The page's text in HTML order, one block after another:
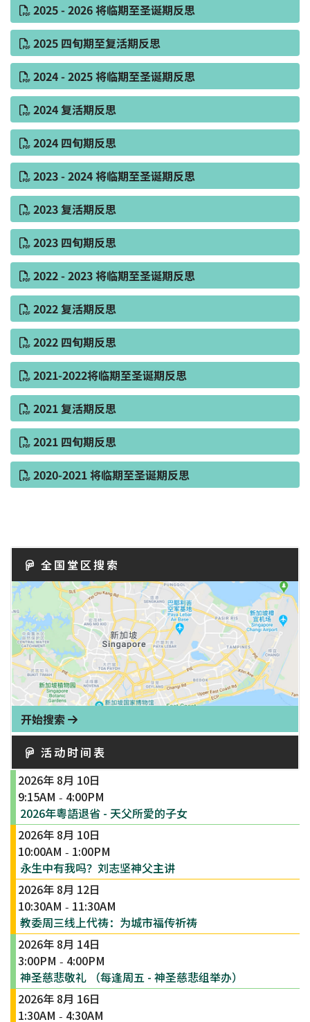
2025 - 2026 将临期至圣诞期反思
2025 四旬期至复活期反思
2024 - 2025 将临期至圣诞期反思
2024 复活期反思
2024 四旬期反思
2023 - 2024 将临期至圣诞期反思
2023 复活期反思
2023 四旬期反思
2022 - 2023 将临期至圣诞期反思
2022 复活期反思
2022 四旬期反思
2021-2022将临期至圣诞期反思
2021 复活期反思
2021 四旬期反思
2020-2021 将临期至圣诞期反思
全国堂区搜索
开始搜索
活动时间表
2026年 8月 10日
9:15AM - 4:00PM
2026年粵語退省 - 天父所愛的子女
2026年 8月 10日
10:00AM - 1:00PM
永生中有我吗？刘志坚神父主讲
2026年 8月 12日
10:30AM - 11:30AM
教委周三线上代祷：为城市福传祈祷
2026年 8月 14日
3:00PM - 4:00PM
神圣慈悲敬礼 （每逢周五 - 神圣慈悲组举办）
2026年 8月 16日
1:30AM - 4:30AM